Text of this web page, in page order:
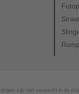
zijn niet verwerkt in de